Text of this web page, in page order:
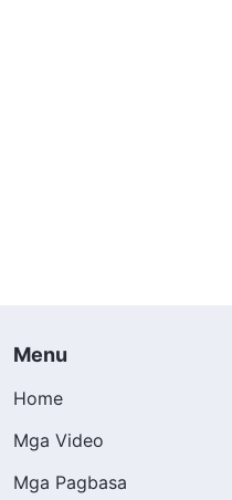
Menu
Home
Mga Video
Mga Pagbasa